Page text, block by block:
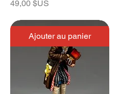
Prix
49,00 $US
Ajouter au panier